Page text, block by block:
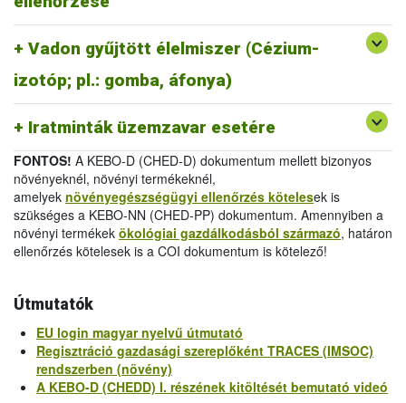
Vadon gyűjtött élelmiszer (Cézium-
izotóp; pl.: gomba, áfonya)
Iratminták üzemzavar esetére
melléklet/
IV.
-Egészségügyi bizonyítvány 2011/884/EU III.
- Vizsgálati jelentés 2011/884/EU IV.
melléklet/Analytical Report 2011/884/EU Annex IV
FONTOS! A KEBO-D (CHED-D) dokumentum mellett bizonyos
növényeknél, növényi termékeknél,
amelyek növényegészségügyi ellenőrzés kötelesek is
szükséges a KEBO-NN (CHED-PP) dokumentum. Amennyiben a
növényi termékek ökológiai gazdálkodásból származó, határon
ellenőrzés kötelesek is a COI dokumentum is kötelező!
Útmutatók
EU login magyar nyelvű útmutató
Regisztráció gazdasági szereplőként TRACES (IMSOC)
rendszerben (növény)
A KEBO-D (CHEDD) I. részének kitöltését bemutató videó